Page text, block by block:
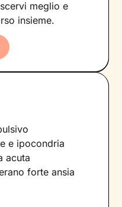
meglio e
insieme.
e ipocondria
acuta
forte ansia